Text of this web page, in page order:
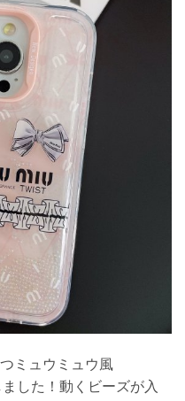
ミュウミュウ風
した！動くビーズが入